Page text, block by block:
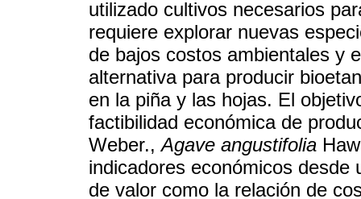
utilizado cultivos necesarios
requiere explorar nuevas
de bajos costos ambientales y
alternativa para producir
en la piña y las hojas. El
factibilidad económica de
Weber.,Agave angustifolia
indicadores económicos desde
de valor como la relación de